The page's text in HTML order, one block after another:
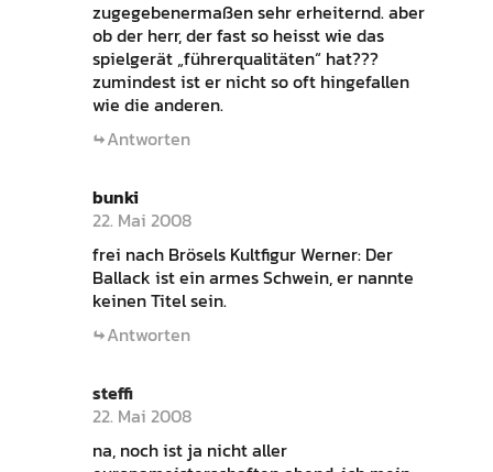
zugegebenermaßen sehr erheiternd. aber
ob der herr, der fast so heisst wie das
spielgerät „führerqualitäten“ hat???
zumindest ist er nicht so oft hingefallen
wie die anderen.
Antworten
bunki
22. Mai 2008
frei nach Brösels Kultfigur Werner: Der
Ballack ist ein armes Schwein, er nannte
keinen Titel sein.
Antworten
steffi
22. Mai 2008
na, noch ist ja nicht aller